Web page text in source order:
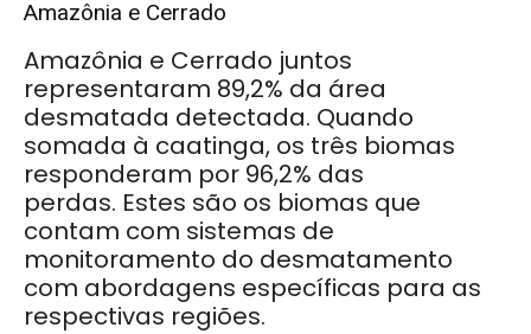
Amazônia e Cerrado
Amazônia e Cerrado juntos
representaram 89,2% da área
desmatada detectada. Quando
somada à caatinga, os três biomas
responderam por 96,2% das
perdas. Estes são os biomas que
contam com sistemas de
monitoramento do desmatamento
com abordagens específicas para as
respectivas regiões.